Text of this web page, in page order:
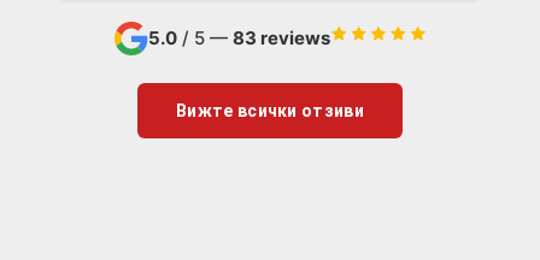
5.0/ 5 — 83 reviews
Вижте всички отзиви